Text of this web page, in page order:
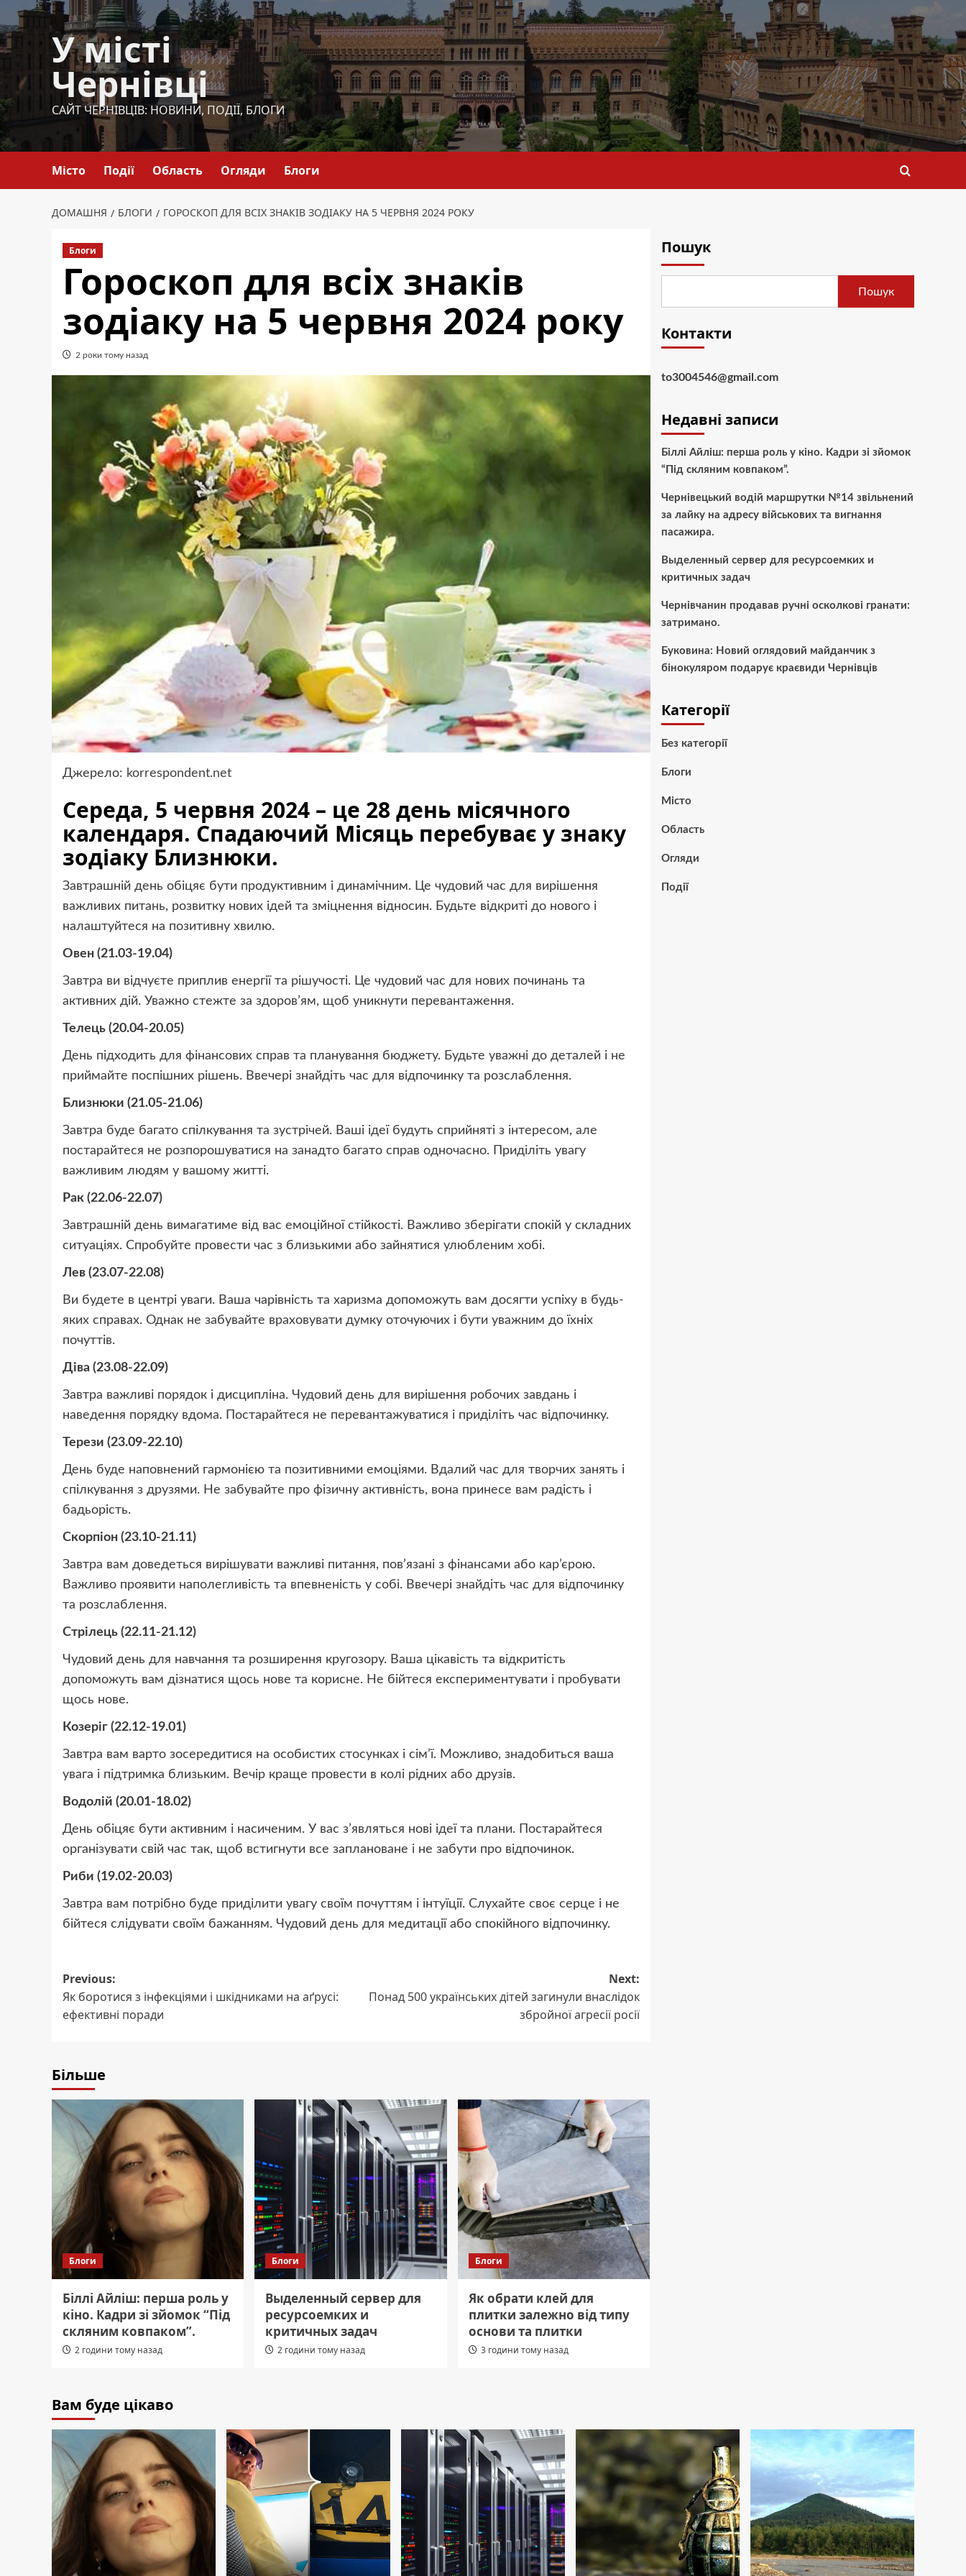
Перейти
до
вмісту
У місті
Чернівці
САЙТ ЧЕРНІВЦІВ: НОВИНИ, ПОДІЇ, БЛОГИ
Місто Події Область Огляди Блоги
ДОМАШНЯ БЛОГИ ГОРОСКОП ДЛЯ ВСІХ ЗНАКІВ ЗОДІАКУ НА 5 ЧЕРВНЯ 2024 РОКУ
Блоги
Гороскоп для всіх знаків
зодіаку на 5 червня 2024 року
2 роки тому назад
Джерело: korrespondent.net
Середа, 5 червня 2024 – це 28 день місячного
календаря. Спадаючий Місяць перебуває у знаку
зодіаку Близнюки.
Завтрашній день обіцяє бути продуктивним і динамічним. Це чудовий час для вирішення
важливих питань, розвитку нових ідей та зміцнення відносин. Будьте відкриті до нового і
налаштуйтеся на позитивну хвилю.
Овен (21.03-19.04)
Завтра ви відчуєте приплив енергії та рішучості. Це чудовий час для нових починань та
активних дій. Уважно стежте за здоров’ям, щоб уникнути перевантаження.
Телець (20.04-20.05)
День підходить для фінансових справ та планування бюджету. Будьте уважні до деталей і не
приймайте поспішних рішень. Ввечері знайдіть час для відпочинку та розслаблення.
Близнюки (21.05-21.06)
Завтра буде багато спілкування та зустрічей. Ваші ідеї будуть сприйняті з інтересом, але
постарайтеся не розпорошуватися на занадто багато справ одночасно. Приділіть увагу
важливим людям у вашому житті.
Рак (22.06-22.07)
Завтрашній день вимагатиме від вас емоційної стійкості. Важливо зберігати спокій у складних
ситуаціях. Спробуйте провести час з близькими або зайнятися улюбленим хобі.
Лев (23.07-22.08)
Ви будете в центрі уваги. Ваша чарівність та харизма допоможуть вам досягти успіху в будь-
яких справах. Однак не забувайте враховувати думку оточуючих і бути уважним до їхніх
почуттів.
Діва (23.08-22.09)
Завтра важливі порядок і дисципліна. Чудовий день для вирішення робочих завдань і
наведення порядку вдома. Постарайтеся не перевантажуватися і приділіть час відпочинку.
Терези (23.09-22.10)
День буде наповнений гармонією та позитивними емоціями. Вдалий час для творчих занять і
спілкування з друзями. Не забувайте про фізичну активність, вона принесе вам радість і
бадьорість.
Скорпіон (23.10-21.11)
Завтра вам доведеться вирішувати важливі питання, пов’язані з фінансами або кар’єрою.
Важливо проявити наполегливість та впевненість у собі. Ввечері знайдіть час для відпочинку
та розслаблення.
Стрілець (22.11-21.12)
Чудовий день для навчання та розширення кругозору. Ваша цікавість та відкритість
допоможуть вам дізнатися щось нове та корисне. Не бійтеся експериментувати і пробувати
щось нове.
Козеріг (22.12-19.01)
Завтра вам варто зосередитися на особистих стосунках і сім’ї. Можливо, знадобиться ваша
увага і підтримка близьким. Вечір краще провести в колі рідних або друзів.
Водолій (20.01-18.02)
День обіцяє бути активним і насиченим. У вас з’являться нові ідеї та плани. Постарайтеся
організувати свій час так, щоб встигнути все заплановане і не забути про відпочинок.
Риби (19.02-20.03)
Завтра вам потрібно буде приділити увагу своїм почуттям і інтуїції. Слухайте своє серце і не
бійтеся слідувати своїм бажанням. Чудовий день для медитації або спокійного відпочинку.
Post
navigation
Previous:
Як боротися з інфекціями і шкідниками на аґрусі:
ефективні поради
Next:
Понад 500 українських дітей загинули внаслідок
збройної агресії росії
Більше
Блоги
Біллі Айліш: перша роль у
кіно. Кадри зі зйомок “Під
скляним ковпаком”.
2 години тому назад
Блоги
Выделенный сервер для
ресурсоемких и
критичных задач
2 години тому назад
Блоги
Як обрати клей для
плитки залежно від типу
основи та плитки
3 години тому назад
Пошук
Пошук
Контакти
to3004546@gmail.com
Недавні записи
Біллі Айліш: перша роль у кіно. Кадри зі зйомок
“Під скляним ковпаком”.
Чернівецький водій маршрутки №14 звільнений
за лайку на адресу військових та вигнання
пасажира.
Выделенный сервер для ресурсоемких и
критичных задач
Чернівчанин продавав ручні осколкові гранати:
затримано.
Буковина: Новий оглядовий майданчик з
бінокуляром подарує краєвиди Чернівців
Категорії
Без категорії
Блоги
Місто
Область
Огляди
Події
Вам буде цікаво